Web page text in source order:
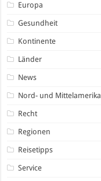
Europa
Gesundheit
Kontinente
Länder
News
Nord- und Mittelamerika
Recht
Regionen
Reisetipps
Service